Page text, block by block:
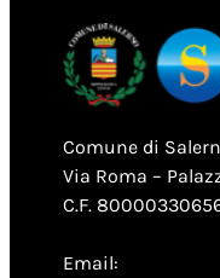
Comune di
Via Roma –
C.F.
Email: